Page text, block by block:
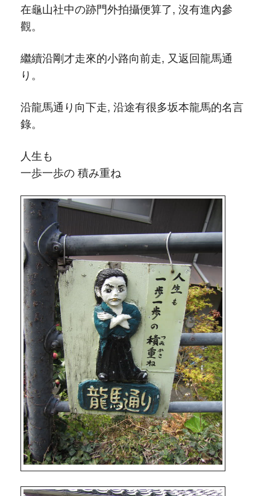
在龜山社中の跡門外拍攝便算了, 沒有進內參
觀。
繼續沿剛才走來的小路向前走, 又返回龍馬通
り。
沿龍馬通り向下走, 沿途有很多坂本龍馬的名言
錄。
人生も
一歩一歩の 積み重ね